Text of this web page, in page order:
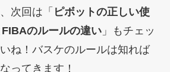
次回は「 ピボットの正しい使
のルールの違い」もチェッ
ね！バスケのルールは知れば
ってきます！